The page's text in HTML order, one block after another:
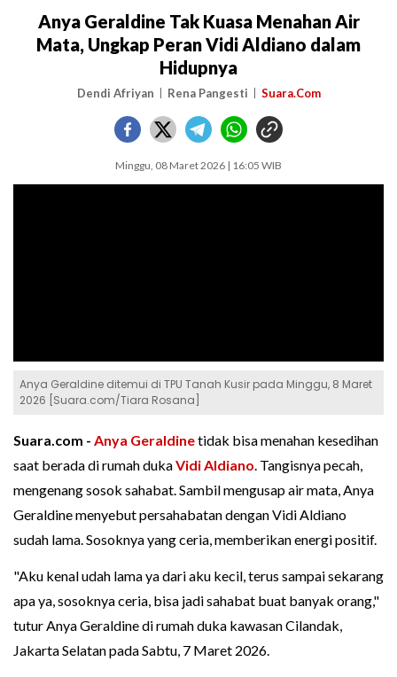
Anya Geraldine Tak Kuasa Menahan Air
Mata, Ungkap Peran Vidi Aldiano dalam
Hidupnya
Dendi Afriyan Rena Pangesti Suara.Com
Minggu, 08 Maret 2026 | 16:05 WIB
Anya Geraldine ditemui di TPU Tanah Kusir pada Minggu, 8 Maret
2026 [Suara.com/Tiara Rosana]
Suara.com - Anya Geraldinetidak bisa menahan kesedihan
saat berada di rumah dukaVidi Aldiano. Tangisnya pecah,
mengenang sosok sahabat. Sambil mengusap air mata, Anya
Geraldine menyebut persahabatan dengan Vidi Aldiano
sudah lama. Sosoknya yang ceria, memberikan energi positif.
"Aku kenal udah lama ya dari aku kecil, terus sampai sekarang
apa ya, sosoknya ceria, bisa jadi sahabat buat banyak orang,"
tutur Anya Geraldine di rumah duka kawasan Cilandak,
Jakarta Selatan pada Sabtu, 7 Maret 2026.